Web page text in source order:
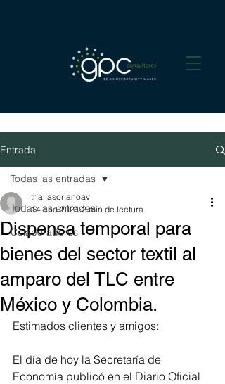
Entrada
Todas las entradas
Colaboradores
Todas las entradas
Dispensa temporal para
bienes del sector textil al
amparo del TLC entre
México y Colombia.
thaliasorianoav
14 ene 2021 2 min de lectura
Estimados clientes y amigos:
El día de hoy la Secretaría de
Economía publicó en el Diario Oficial